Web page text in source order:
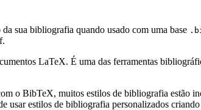
sua bibliografia quando usado com uma base
LaTeX. É uma das ferramentas
o BibTeX, muitos estilos de bibliografia estão
estilos de bibliografia personalizados